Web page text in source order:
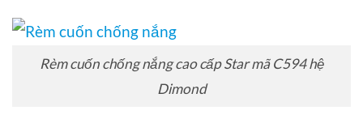
Rèm cuốn chống nắng cao cấp Star mã C594 hệ
Dimond